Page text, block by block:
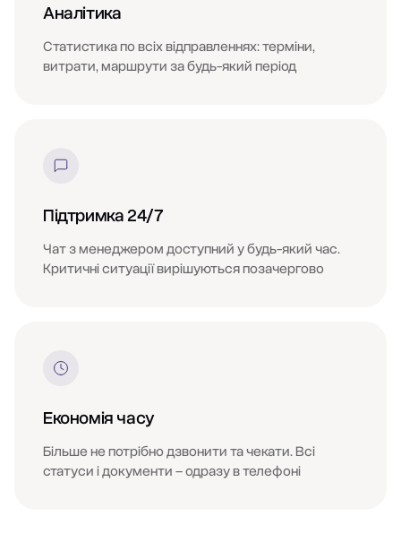
Аналітика
Статистика по всіх відправленнях: терміни,
витрати, маршрути за будь-який період
Підтримка 24/7
Чат з менеджером доступний у будь-який час.
Критичні ситуації вирішуються позачергово
Економія часу
Більше не потрібно дзвонити та чекати. Всі
статуси і документи – одразу в телефоні